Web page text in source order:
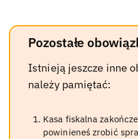
Pozostałe
Istnieją jeszcze inne
należy pamiętać:
Kasa fiskalna
powinieneś zrobić